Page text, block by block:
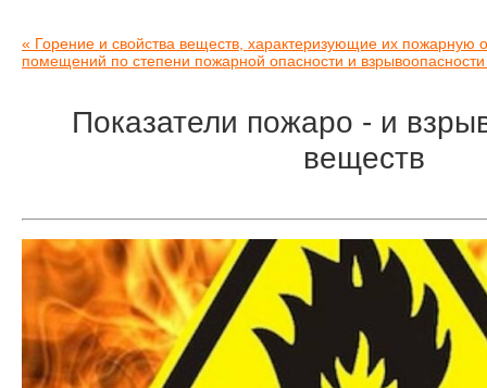
« Горение и свойства веществ, характеризующие их пожарную
помещений по степени пожарной опасности и
Показатели пожаро - и
веществ